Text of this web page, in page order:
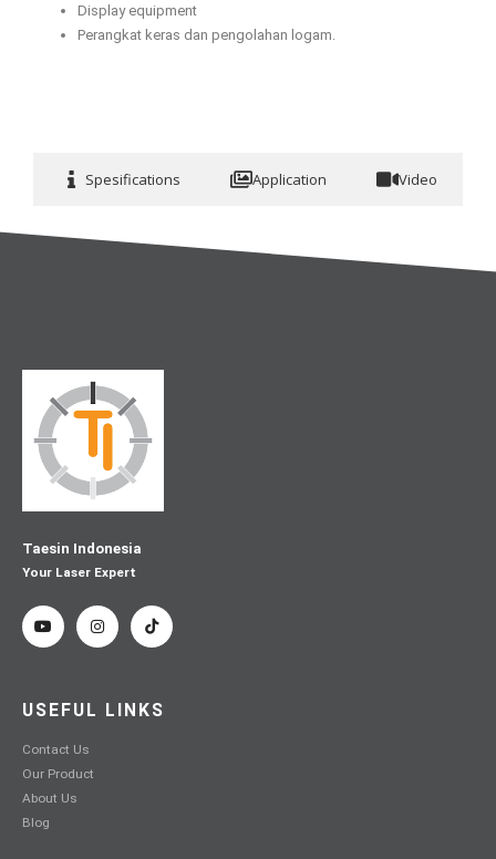
Display equipment
Perangkat keras dan pengolahan logam.
Spesifications Application Video
Taesin Indonesia
Your Laser Expert
USEFUL LINKS
Contact Us
Our Product
About Us
Blog